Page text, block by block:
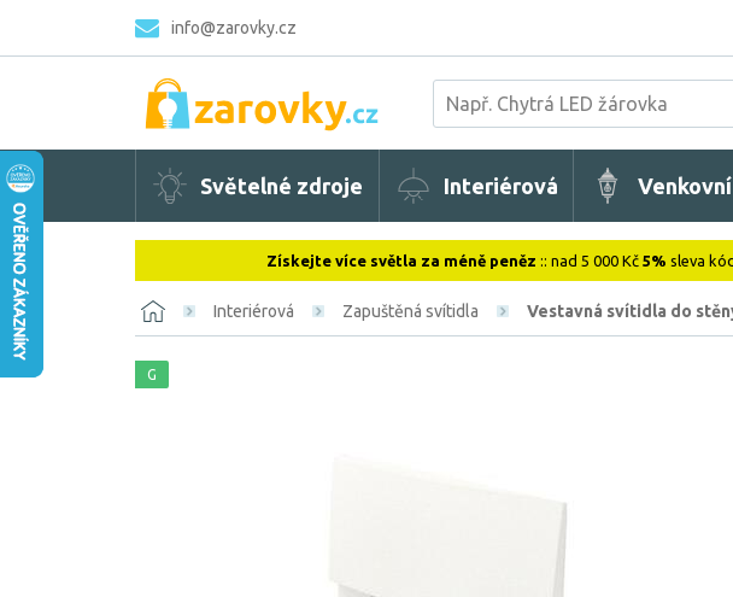
info@zarovky.cz
Světelné zdroje Interiérová Venkovní
Získejte více světla za méně peněz :: nad 5 000 Kč 5% sleva kód
Interiérová Zapuštěná svítidla Vestavná svítidla do
G